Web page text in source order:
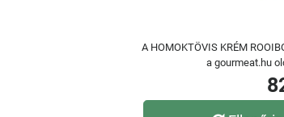
A HOMOKTÖVIS KRÉM
a gourmeat.hu